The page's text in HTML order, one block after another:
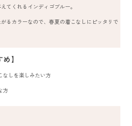
てくれるインディゴブルー。
るカラーなので、春夏の着こなしにピッタリで
】
なしを楽しみたい方
方